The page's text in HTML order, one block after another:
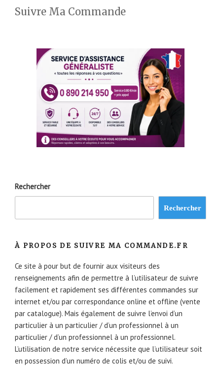
Suivre Ma Commande
Rechercher
Rechercher
À PROPOS DE SUIVRE MA COMMANDE.FR
Ce site à pour but de fournir aux visiteurs des
renseignements afin de permettre à l’utilisateur de suivre
facilement et rapidement ses différentes commandes sur
internet et/ou par correspondance online et offline (vente
par catalogue). Mais également de suivre l’envoi d’un
particulier à un particulier / d’un professionnel à un
particulier / d’un professionnel à un professionnel.
L’utilisation de notre service nécessite que l’utilisateur soit
en possession d’un numéro de colis et/ou de suivi.